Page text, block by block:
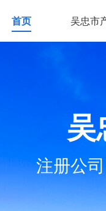
首页 吴忠市
吴
注册公